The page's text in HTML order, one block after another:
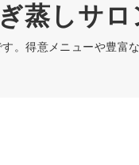
蒸しサロ
。得意メニューや豊富